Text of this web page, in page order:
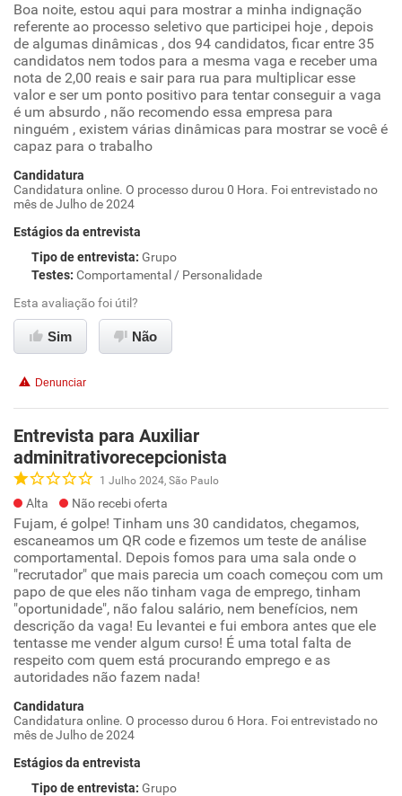
Boa noite, estou aqui para mostrar a minha indignação
referente ao processo seletivo que participei hoje , depois
de algumas dinâmicas , dos 94 candidatos, ficar entre 35
candidatos nem todos para a mesma vaga e receber uma
nota de 2,00 reais e sair para rua para multiplicar esse
valor e ser um ponto positivo para tentar conseguir a vaga
é um absurdo , não recomendo essa empresa para
ninguém , existem várias dinâmicas para mostrar se você é
capaz para o trabalho
Candidatura
Candidatura online. O processo durou 0 Hora. Foi entrevistado no
mês de Julho de 2024
Estágios da entrevista
Tipo de entrevista: Grupo
Testes: Comportamental / Personalidade
Esta avaliação foi útil?
Sim Não
Denunciar
Entrevista para Auxiliar
adminitrativorecepcionista
1 Julho 2024, São Paulo
Alta Não recebi oferta
Fujam, é golpe! Tinham uns 30 candidatos, chegamos,
escaneamos um QR code e fizemos um teste de análise
comportamental. Depois fomos para uma sala onde o
"recrutador" que mais parecia um coach começou com um
papo de que eles não tinham vaga de emprego, tinham
"oportunidade", não falou salário, nem benefícios, nem
descrição da vaga! Eu levantei e fui embora antes que ele
tentasse me vender algum curso! É uma total falta de
respeito com quem está procurando emprego e as
autoridades não fazem nada!
Candidatura
Candidatura online. O processo durou 6 Hora. Foi entrevistado no
mês de Julho de 2024
Estágios da entrevista
Tipo de entrevista: Grupo